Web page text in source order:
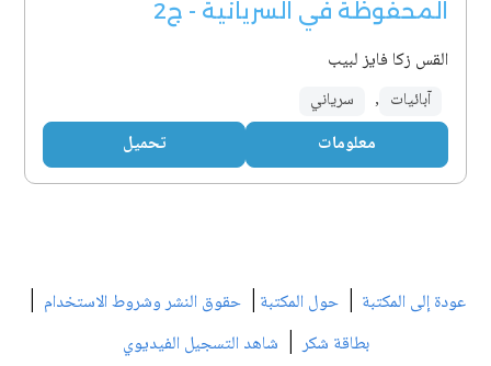
المحفوظة في السريانية - ج2
القس زكا فايز لبيب
آبائيات , سرياني
معلومات تحميل
عودة إلى المكتبة | حول المكتبة | حقوق النشر وشروط الاستخدام |
بطاقة شكر| شاهد التسجيل الفيديوي